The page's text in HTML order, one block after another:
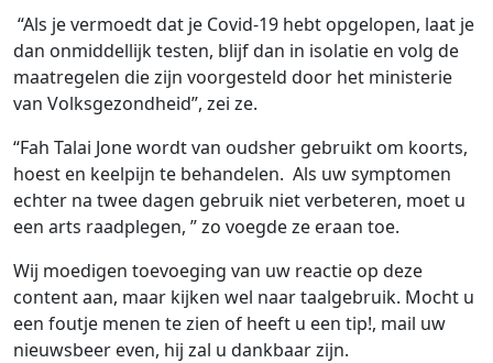
“Als je vermoedt dat je Covid-19 hebt opgelopen, laat je
dan onmiddellijk testen, blijf dan in isolatie en volg de
maatregelen die zijn voorgesteld door het ministerie
van Volksgezondheid”, zei ze.
“Fah Talai Jone wordt van oudsher gebruikt om koorts,
hoest en keelpijn te behandelen. Als uw symptomen
echter na twee dagen gebruik niet verbeteren, moet u
een arts raadplegen, ” zo voegde ze eraan toe.
Wij moedigen toevoeging van uw reactie op deze
content aan, maar kijken wel naar taalgebruik. Mocht u
een foutje menen te zien of heeft u een tip!, mail uw
nieuwsbeer even, hij zal u dankbaar zijn.